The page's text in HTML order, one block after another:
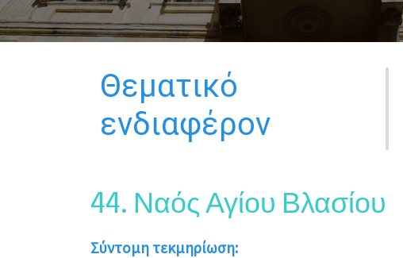
Θεματικό
ενδιαφέρον
44. Ναός Αγίου Βλασίου
Σύντομη τεκμηρίωση: